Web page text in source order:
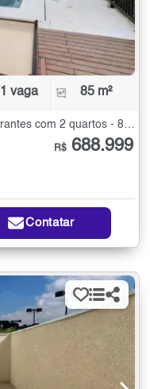
1 vaga 85 m²
Apartamento à Venda na Vila Bandeirantes com 2 quartos - 85 m²
R$ 688.999
Contatar